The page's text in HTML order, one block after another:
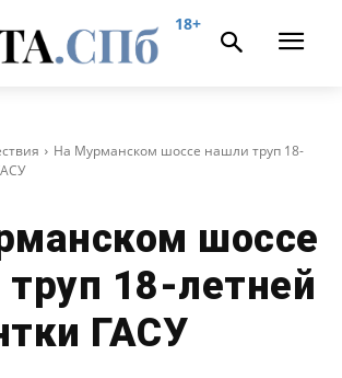
18+
На Мурманском шоссе нашли труп 18-
шоссе
18-летней
ГАСУ